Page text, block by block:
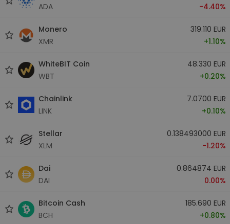
ADA
-4.40%
Monero
XMR
319.110 EUR
+1.10%
WhiteBIT Coin
WBT
48.330 EUR
+0.20%
Chainlink
LINK
7.0700 EUR
+0.10%
Stellar
XLM
0.138493000 EUR
-1.20%
Dai
DAI
0.864874 EUR
0.00%
Bitcoin Cash
BCH
185.690 EUR
+0.80%